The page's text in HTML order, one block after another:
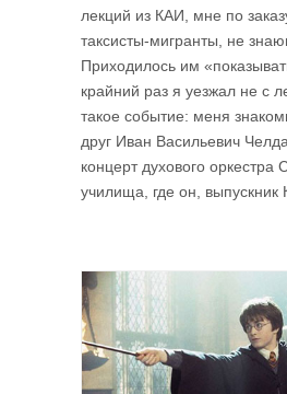
лекций из КАИ, мне по
таксисты-мигранты, не
Приходилось им
крайний раз я уезжал не с
такое событие: меня
друг Иван Васильевич
концерт духового оркестра
училища, где он, выпускник